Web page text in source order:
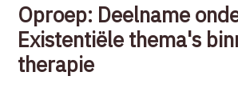
Oproep: Deelname
Existentiële thema's
therapie